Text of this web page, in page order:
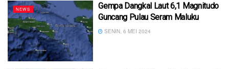
NEWS
Gempa Dangkal Laut 6,1 Magnitudo
Guncang Pulau Seram Maluku
SENIN, 6 MEI 2024